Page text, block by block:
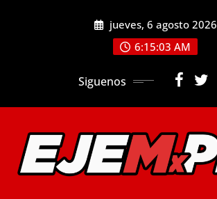
jueves, 6 agosto 2026
6:15:04 AM
Siguenos